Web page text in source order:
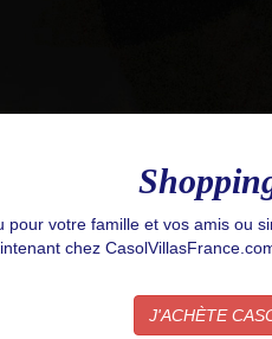
pour votre famille et vos amis ou
chez
J'ACHÈTE
you are consenting to receive email
Sign up!